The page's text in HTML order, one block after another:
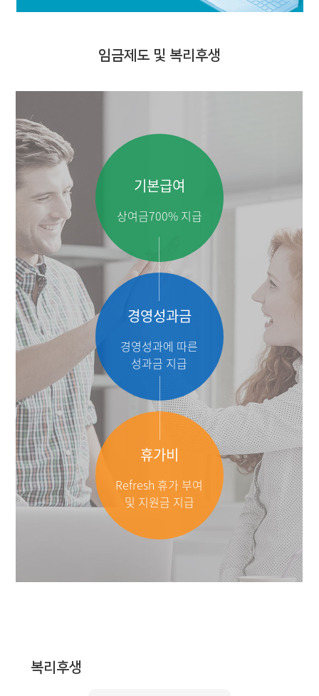
임금제도 및 복리후생
기본급여
상여금700% 지급
경영성과금
경영성과에 따른
성과금 지급
휴가비
Refresh 휴가 부여
및 지원금 지급
복리후생